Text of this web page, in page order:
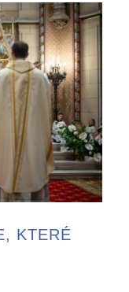
KTERÉ